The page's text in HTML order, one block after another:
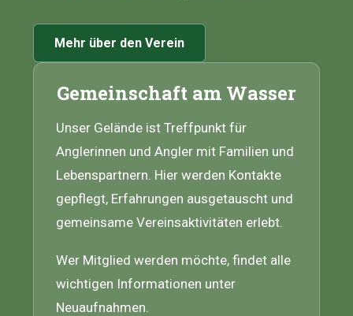
Mehr über den Verein
Gemeinschaft am Wasser
Unser Gelände ist Treffpunkt für
Anglerinnen und Angler mit Familien und
Lebenspartnern. Hier werden Kontakte
gepflegt, Erfahrungen ausgetauscht und
gemeinsame Vereinsaktivitäten erlebt.
Wer Mitglied werden möchte, findet alle
wichtigen Informationen unter
Neuaufnahmen.